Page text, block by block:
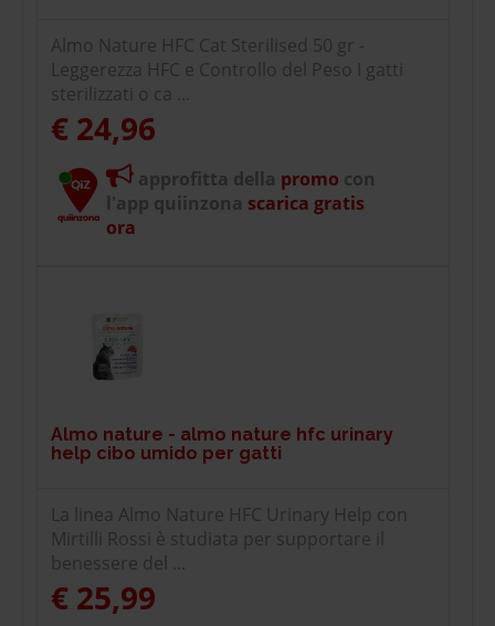
Almo Nature HFC Cat Sterilised 50 gr -
Leggerezza HFC e Controllo del Peso I gatti
sterilizzati o ca ...
€ 24,96
approfitta della promo con
l'app quiinzona scarica gratis
ora
Almo nature - almo nature hfc urinary
help cibo umido per gatti
La linea Almo Nature HFC Urinary Help con
Mirtilli Rossi è studiata per supportare il
benessere del ...
€ 25,99